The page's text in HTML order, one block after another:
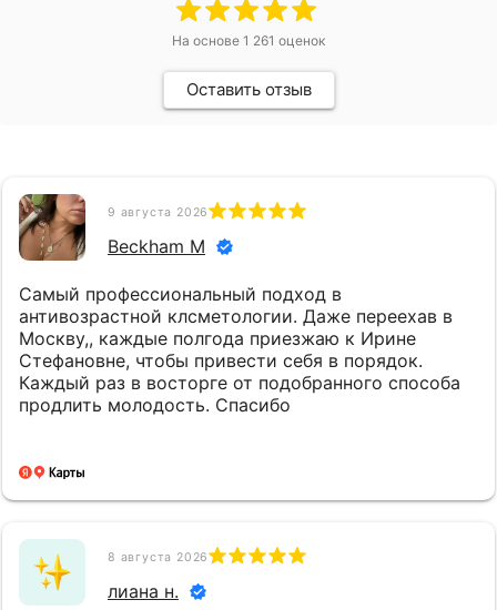
На основе 1 261 оценок
Оставить отзыв
9 августа 2026
Beckham M
Самый профессиональный подход в
антивозрастной клсметологии. Даже переехав в
Москву,, каждые полгода приезжаю к Ирине
Стефановне, чтобы привести себя в порядок.
Каждый раз в восторге от подобранного способа
продлить молодость. Спасибо
8 августа 2026
лиана н.